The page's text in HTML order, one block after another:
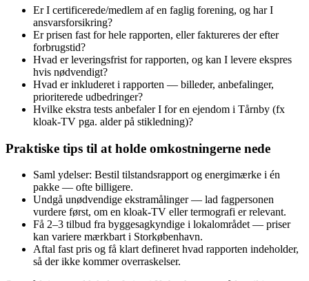
Er I certificerede/medlem af en faglig forening, og har I
ansvarsforsikring?
Er prisen fast for hele rapporten, eller faktureres der efter
forbrugstid?
Hvad er leveringsfrist for rapporten, og kan I levere ekspres
hvis nødvendigt?
Hvad er inkluderet i rapporten — billeder, anbefalinger,
prioriterede udbedringer?
Hvilke ekstra tests anbefaler I for en ejendom i Tårnby (fx
kloak-TV pga. alder på stikledning)?
Praktiske tips til at holde omkostningerne nede
Saml ydelser: Bestil tilstandsrapport og energimærke i én
pakke — ofte billigere.
Undgå unødvendige ekstramålinger — lad fagpersonen
vurdere først, om en kloak‑TV eller termografi er relevant.
Få 2–3 tilbud fra byggesagkyndige i lokalområdet — priser
kan variere mærkbart i Storkøbenhavn.
Aftal fast pris og få klart defineret hvad rapporten indeholder,
så der ikke kommer overraskelser.